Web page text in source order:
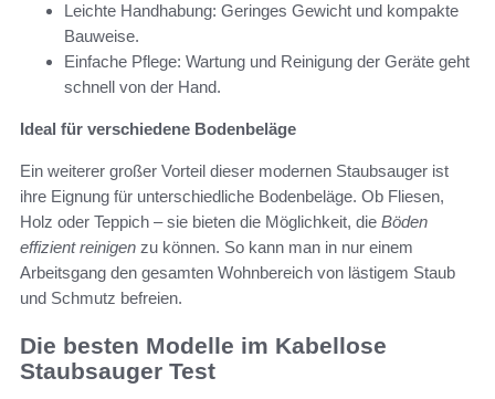
Leichte Handhabung: Geringes Gewicht und kompakte
Bauweise.
Einfache Pflege: Wartung und Reinigung der Geräte geht
schnell von der Hand.
Ideal für verschiedene Bodenbeläge
Ein weiterer großer Vorteil dieser modernen Staubsauger ist
ihre Eignung für unterschiedliche Bodenbeläge. Ob Fliesen,
Holz oder Teppich – sie bieten die Möglichkeit, die Böden
effizient reinigen zu können. So kann man in nur einem
Arbeitsgang den gesamten Wohnbereich von lästigem Staub
und Schmutz befreien.
Die besten Modelle im Kabellose
Staubsauger Test